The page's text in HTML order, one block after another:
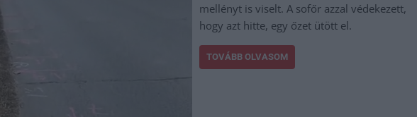
mellényt is viselt. A sofőr azzal védekezett,
hogy azt hitte, egy őzet ütött el.
TOVÁBB OLVASOM